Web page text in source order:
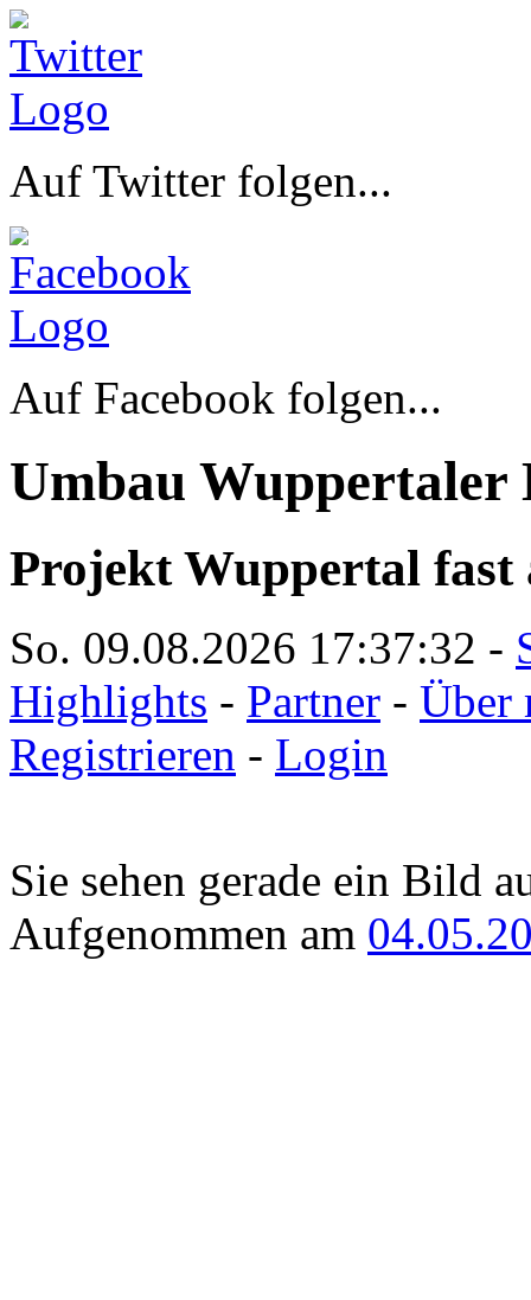
Auf Twitter folgen...
Auf Facebook folgen...
Umbau Wuppertaler
Projekt Wuppertal fast
So. 09.08.2026 17:37:32 -
Highlights - Partner - Über
Registrieren - Login
Sie sehen gerade ein Bild
Aufgenommen am